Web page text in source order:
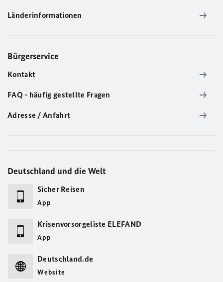
Länderinformationen
Bürgerservice
Kontakt
FAQ - häufig gestellte Fragen
Adresse / Anfahrt
Deutschland und die Welt
Sicher Reisen
App
Krisenvorsorgeliste ELEFAND
App
Deutschland.de
Website